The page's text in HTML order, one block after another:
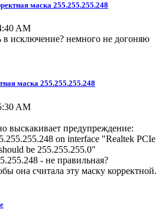
маска 255.255.255.248
AM
в исключение? немного не догоняю
маска 255.255.255.248
AM
выскакивает предупреждение:
on interface "Realtek PCIe
be 255.255.255.0"
- не правильная?
она считала эту маску корректной.